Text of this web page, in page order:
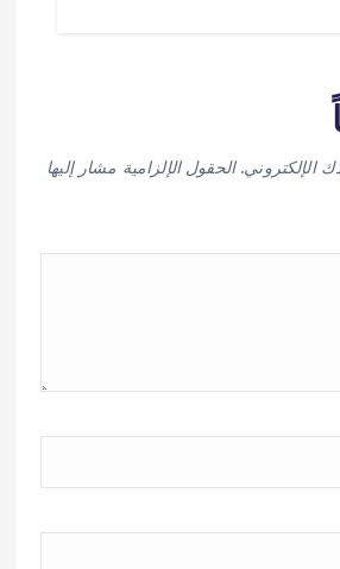
الإلكتروني. الحقول الإلزامية مشار إليها